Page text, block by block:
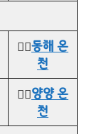
👉🏻동해 온
천
👉🏻양양 온
천